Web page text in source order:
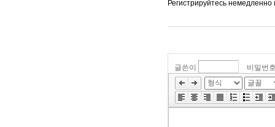
Регистрируйтесь
글쓴이
비밀번
편
도